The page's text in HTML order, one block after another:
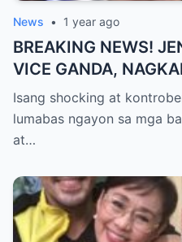
News • 1 year ago
BREAKING NEWS!
VICE GANDA,
SA LIKOD NG
PANGYAYARI,
World
Personalidad!
Isang shocking at
lumabas ngayon sa mga
at…